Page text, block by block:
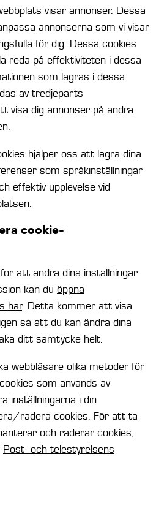
visar annonser. Dessa
annonserna som vi visar
för dig. Dessa cookies
reda på effektiviteten i dessa
som lagras i dessa
av tredjeparts
visa dig annonser på andra
hjälper oss att lagra dina
som språkinställningar
effektiv upplevelse vid
cookie-
att ändra dina inställningar
kan du öppna
här. Detta kommer att visa
så att du kan ändra dina
ditt samtycke helt.
webbläsare olika metoder för
som används av
inställningarna i din
radera cookies. För att ta
och raderar cookies,
Post- och telestyrelsens